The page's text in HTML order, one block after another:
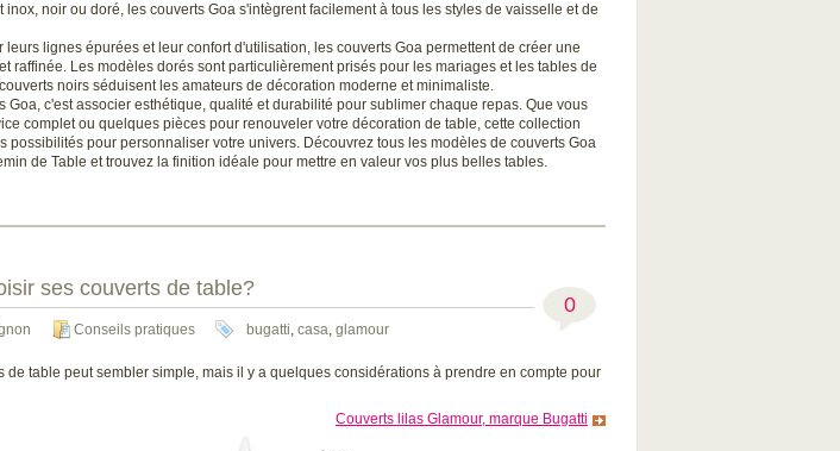
inox, noir ou doré, les couverts Goa s'intègrent facilement à tous les styles de vaisselle et de
leurs lignes épurées et leur confort d'utilisation, les couverts Goa permettent de créer une
raffinée. Les modèles dorés sont particulièrement prisés pour les mariages et les tables de
noirs séduisent les amateurs de décoration moderne et minimaliste.
Goa, c'est associer esthétique, qualité et durabilité pour sublimer chaque repas. Que vous
complet ou quelques pièces pour renouveler votre décoration de table, cette collection
possibilités pour personnaliser votre univers. Découvrez tous les modèles de couverts Goa
de Table et trouvez la finition idéale pour mettre en valeur vos plus belles tables.
ses couverts de table?
Conseils pratiques bugatti, casa, glamour
0
de table peut sembler simple, mais il y a quelques considérations à prendre en compte pour
Couverts lilas Glamour, marque Bugatti
coffret-